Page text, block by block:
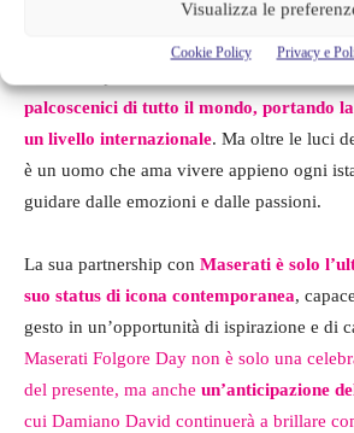
Visualizza le
Cookie Policy Privacy e
La vita di Damiano David è un mix di
palcoscenici di tutto il mondo, portando
un livello internazionale. Ma oltre le luci
è un uomo che ama vivere appieno ogni
guidare dalle emozioni e dalle passioni.
La sua partnership con Maserati è solo
suo status di icona contemporanea,
gesto in un’opportunità di ispirazione e di
Maserati Folgore Day non è solo una
del presente, ma anche un’anticipazione
cui Damiano David continuerà a brillare